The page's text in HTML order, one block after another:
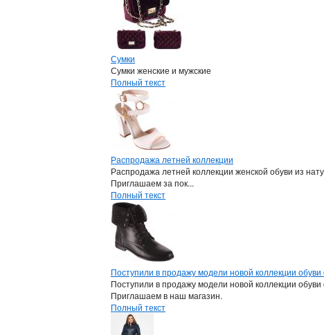
Сумки
Сумки женские и мужские
Полный текст
Распродажа летней коллекции
Распродажа летней коллекции женской обуви из
Приглашаем за пок...
Полный текст
Поступили в продажу модели новой коллекции обуви
Поступили в продажу модели новой коллекции обуви
Приглашаем в наш магазин.
Полный текст